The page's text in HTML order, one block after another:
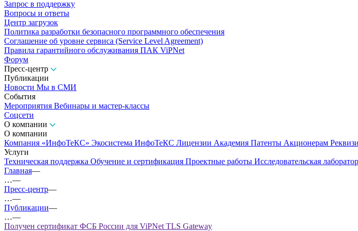
Запрос в поддержку
Вопросы и ответы
Центр загрузок
Политика разработки безопасного программного обеспечения
Соглашение об уровне сервиса (Service Level Agreement)
Правила гарантийного обслуживания ПАК ViPNet
Форум
Пресс-центр
Публикации
Новости Мы в СМИ
События
Мероприятия Вебинары и мастер-классы
Соцсети
О компании
О компании
Компания «ИнфоТеКС» Экосистема ИнфоТеКС Лицензии Академия Патенты Акционерам
Услуги
Техническая поддержка Обучение и сертификация Проектные работы Исследовательская
Главная—
…—
Пресс-центр—
…—
Публикации—
…—
Получен сертификат ФСБ России для ViPNet TLS Gateway